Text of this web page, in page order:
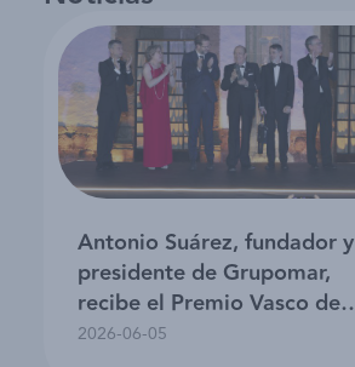
Antonio Suárez, fundador y
presidente de Grupomar,
recibe el Premio Vasco de
Quiroga 2026 de la Cámara
2026-06-05